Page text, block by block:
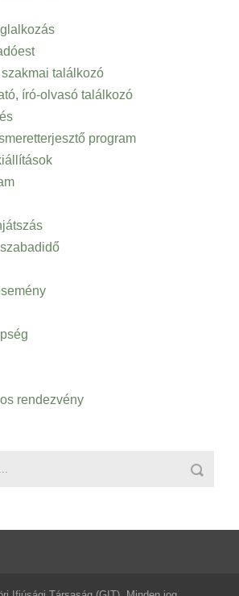
találkozó
író-olvasó találkozó
program
rendezvény